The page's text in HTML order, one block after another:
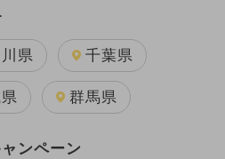
県 千葉県
群馬県
ンペーン